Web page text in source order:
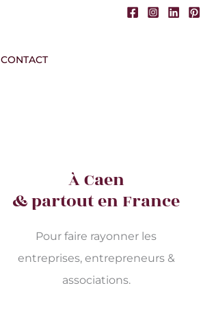
CONTACT
À Caen
& partout en France
Pour faire rayonner les
entreprises, entrepreneurs &
associations.